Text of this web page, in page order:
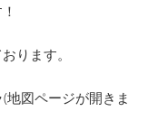
ります。
地図ページが開きま